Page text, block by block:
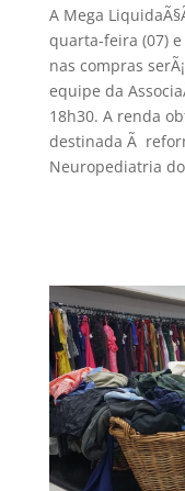
A Mega
quarta-feira (07)
nas compras
equipe da
18h30. A renda
destinada Ã
Neuropediatria